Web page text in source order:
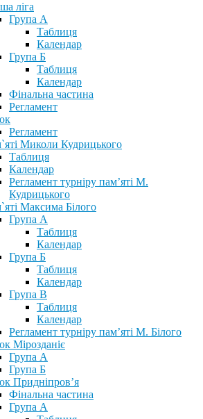
ліга
Група А
Таблиця
Календар
Група Б
Таблиця
Календар
Фінальна частина
Регламент
Регламент
Миколи Кудрицького
Таблиця
Календар
Регламент турніру пам’яті М.
Кудрицького
Максима Білого
Група А
Таблиця
Календар
Група Б
Таблиця
Календар
Група В
Таблиця
Календар
Регламент турніру пам’яті М. Білого
Мірозданіє
Група А
Група Б
Придніпров’я
Фінальна частина
Група А